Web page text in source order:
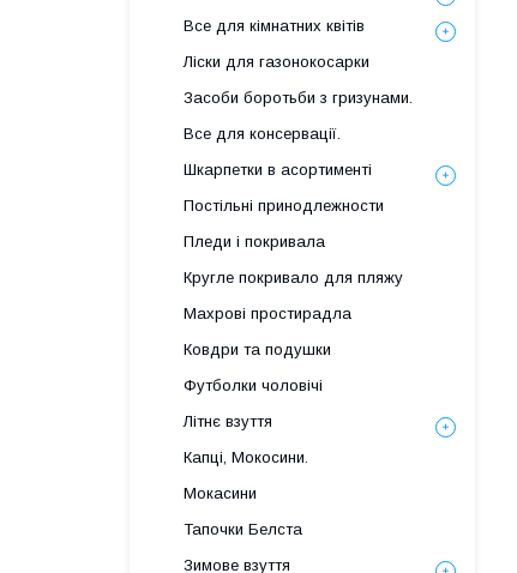
Все для кімнатних квітів
Ліски для газонокосарки
Засоби боротьби з гризунами.
Все для консервації.
Шкарпетки в асортименті
Постільні принодлежности
Пледи і покривала
Кругле покривало для пляжу
Махрові простирадла
Ковдри та подушки
Футболки чоловічі
Літнє взуття
Капці, Мокосини.
Мокасини
Тапочки Белста
Зимове взуття